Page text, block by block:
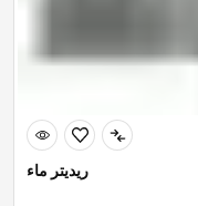
ريديتر ماء